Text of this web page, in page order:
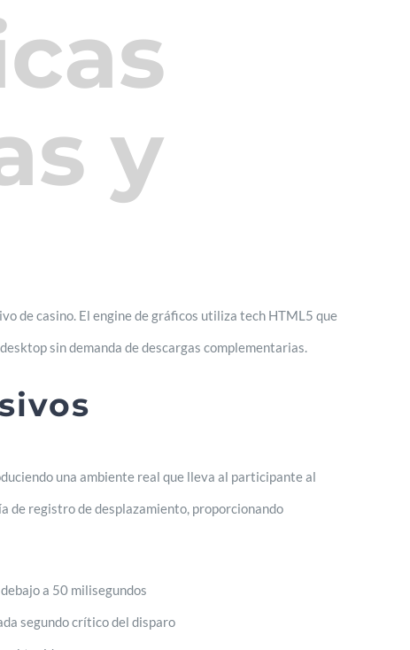
y
de casino. El engine de gráficos utiliza tech HTML5 que
sin demanda de descargas complementarias.
una ambiente real que lleva al participante al
de registro de desplazamiento, proporcionando
a 50 milisegundos
segundo crítico del disparo